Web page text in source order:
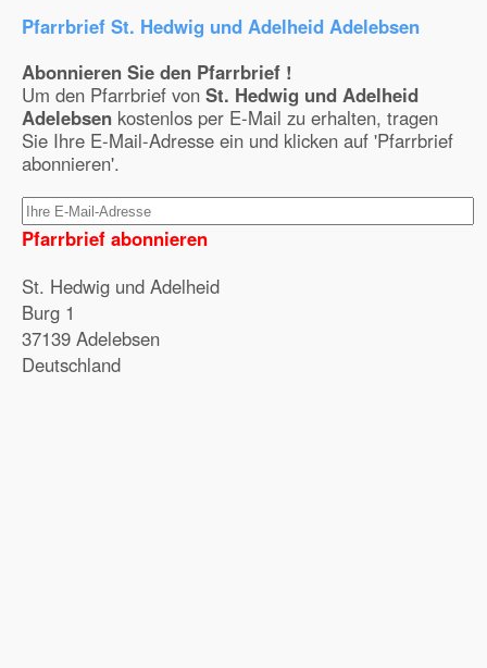
Pfarrbrief St. Hedwig und Adelheid Adelebsen
Abonnieren Sie den Pfarrbrief !
Um den Pfarrbrief von St. Hedwig und Adelheid
Adelebsen kostenlos per E-Mail zu erhalten, tragen
Sie Ihre E-Mail-Adresse ein und klicken auf 'Pfarrbrief
abonnieren'.
Pfarrbrief abonnieren
St. Hedwig und Adelheid
Burg 1
37139 Adelebsen
Deutschland